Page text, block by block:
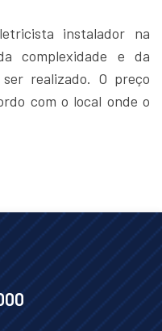
instalador na
complexidade e da
realizado. O preço
com o local onde o